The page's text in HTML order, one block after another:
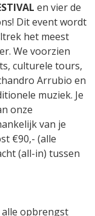
en vier de
Dit event wordt
het meest
We voorzien
culturele tours,
Arrubio en
muziek. Je
onze
van je
€90,- (alle
(all-in) tussen
alle opbrengst